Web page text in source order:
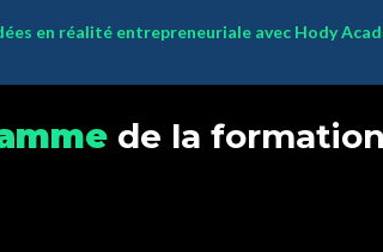
en réalité entrepreneuriale avec Hody
de la formation